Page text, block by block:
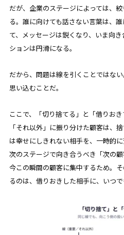
だが、企業のステージによっては、
る。誰に向けても話さない言葉は、
て、メッセージは鋭くなり、いま向
ションは円滑になる。
だから、問題は線を引くことではな
思い込むことだ。
ここで、「切り捨てる」と「借りお
「それ以外」に振り分けた顧客は、
は幸せにしきれない相手を、一時的
次のステージで向き合うべき「次の
今この瞬間の顧客に集中するため。
るのは、借りおきした相手に、いつで